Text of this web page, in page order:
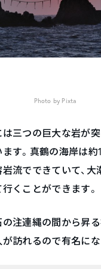
Photo by Pixta
三つの巨大な岩が突
す。真鶴の海岸は約
流でできていて、
くことができます。
注連縄の間から昇
訪れるので有名にな